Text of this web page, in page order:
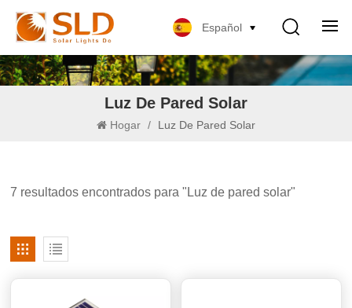
Español
Luz De Pared Solar
Hogar / Luz De Pared Solar
7 resultados encontrados para "Luz de pared solar"